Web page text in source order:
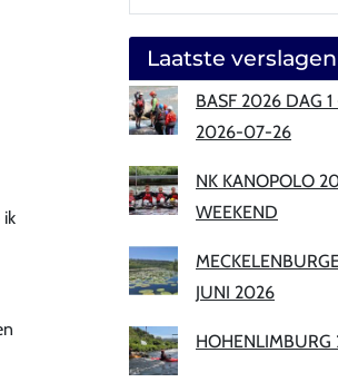
ik
Laatste verslagen
BASF 2026 DAG
2026-07-26
NK KANOPOLO
WEEKEND
JUNI 2026